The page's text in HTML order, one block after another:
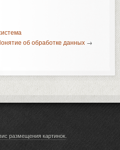
об обработке данных →
размещения картинок.